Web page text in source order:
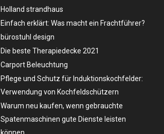
Holland strandhaus
Einfach erklärt: Was macht ein Frachtführer?
bürostuhl design
Die beste Therapiedecke 2021
Carport Beleuchtung
Pflege und Schutz für Induktionskochfelder:
Verwendung von Kochfeldschützern
Warum neu kaufen, wenn gebrauchte
Spatenmaschinen gute Dienste leisten
können